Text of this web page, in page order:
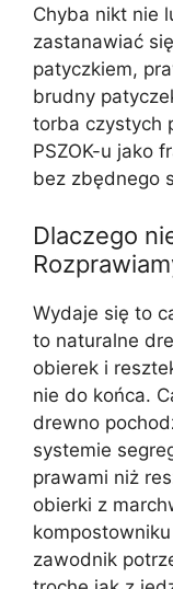
Chyba nikt nie
zastanawiać
patyczkiem,
brudny
torba czystych
PSZOK-u jako
bez zbędnego
Dlaczego
Wydaje się to
to naturalne
obierek i
nie do końca.
drewno
systemie
prawami niż
obierki z
zawodnik